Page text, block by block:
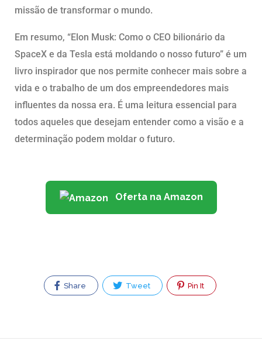
missão de transformar o mundo.
Em resumo, “Elon Musk: Como o CEO bilionário da
SpaceX e da Tesla está moldando o nosso futuro” é um
livro inspirador que nos permite conhecer mais sobre a
vida e o trabalho de um dos empreendedores mais
influentes da nossa era. É uma leitura essencial para
todos aqueles que desejam entender como a visão e a
determinação podem moldar o futuro.
Oferta na Amazon
Share Tweet Pin It